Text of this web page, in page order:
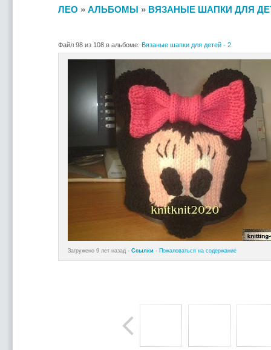
ЛЕО » АЛЬБОМЫ » ВЯЗАНЫЕ ШАПКИ ДЛЯ
Файл 98 из 108 в альбоме: Вязаные шапки для детей - 2.
Загружено 9 лет назад - Ссылки - Пожаловаться на содержание